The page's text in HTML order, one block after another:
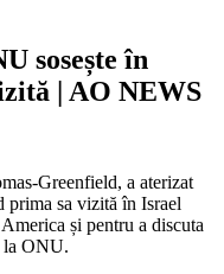
sosește în
| AO NEWS
Greenfield, a aterizat
prima sa vizită în Israel
și pentru a discuta
la ONU.